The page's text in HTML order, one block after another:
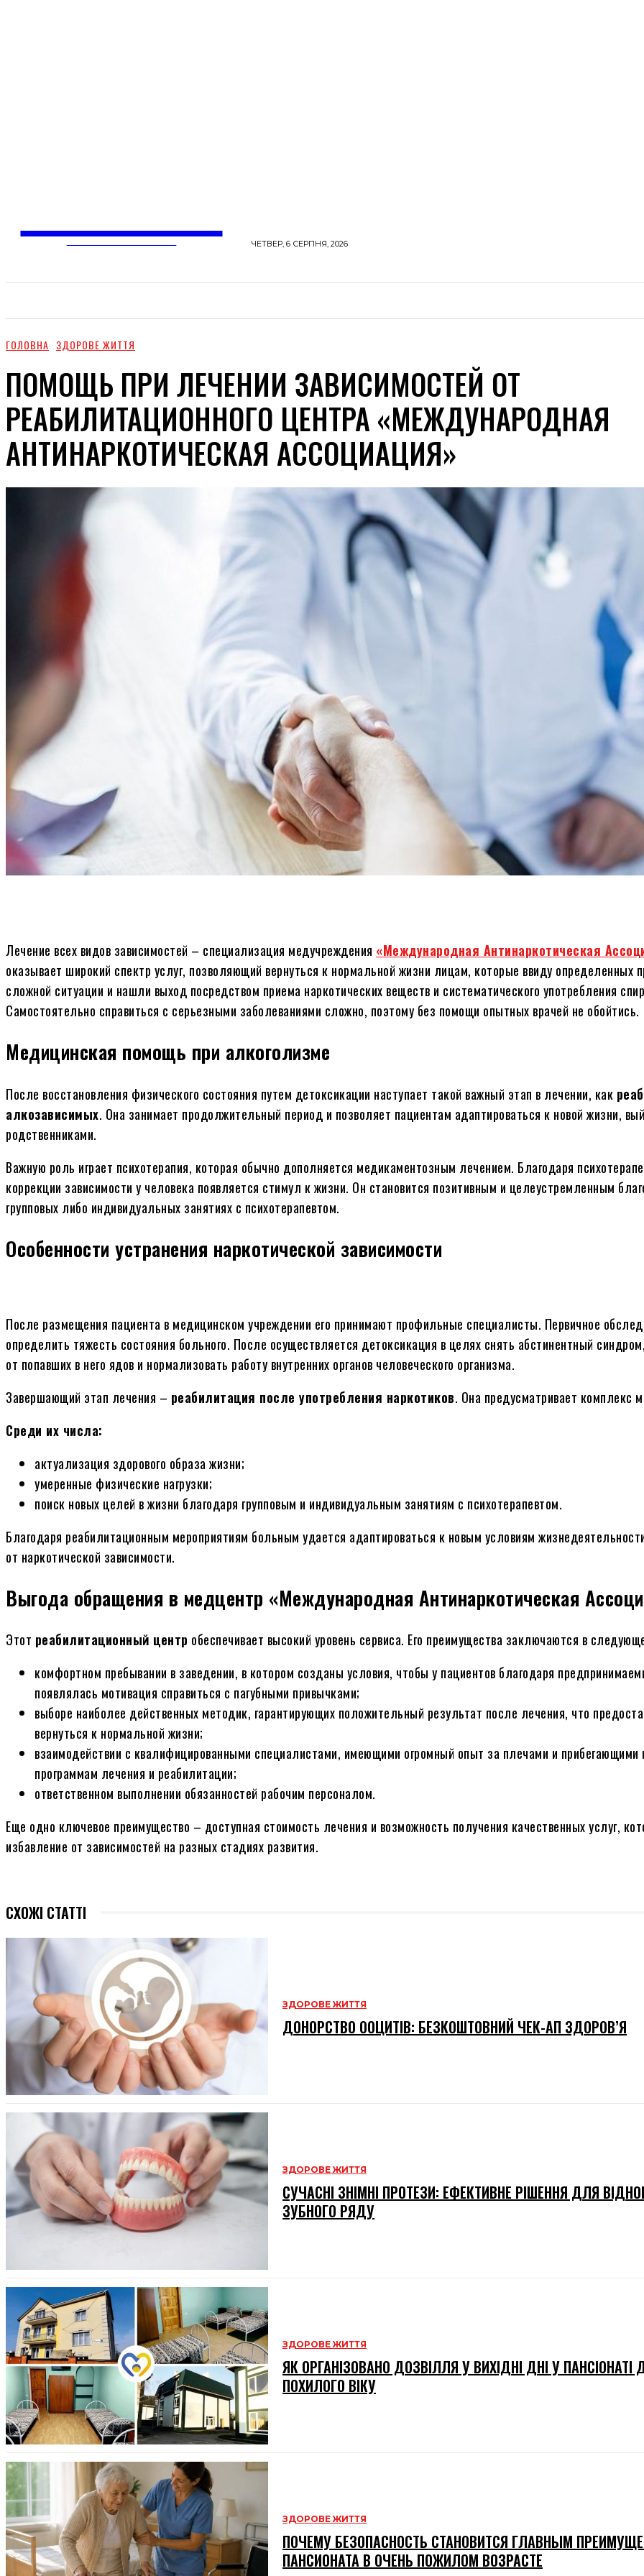
ЧЕТВЕР, 6 СЕРПНЯ, 2026
ГОЛОВНА ЗДОРОВЕ ЖИТТЯ
ПОМОЩЬ ПРИ ЛЕЧЕНИИ ЗАВИСИМОСТЕЙ ОТ
РЕАБИЛИТАЦИОННОГО ЦЕНТРА «МЕЖДУНАРОДНАЯ
АНТИНАРКОТИЧЕСКАЯ АССОЦИАЦИЯ»
Лечение всех видов зависимостей – специализация медучреждения «Международная Антинаркотическая
оказывает широкий спектр услуг, позволяющий вернуться к нормальной жизни лицам, которые ввиду определенных
сложной ситуации и нашли выход посредством приема наркотических веществ и систематического употребления
Самостоятельно справиться с серьезными заболеваниями сложно, поэтому без помощи опытных врачей не обойтись.
Медицинская помощь при алкоголизме
После восстановления физического состояния путем детоксикации наступает такой важный этап в лечении, как
алкозависимых. Она занимает продолжительный период и позволяет пациентам адаптироваться к новой жизни,
родственниками.
Важную роль играет психотерапия, которая обычно дополняется медикаментозным лечением. Благодаря
коррекции зависимости у человека появляется стимул к жизни. Он становится позитивным и целеустремленным
групповых либо индивидуальных занятиях с психотерапевтом.
Особенности устранения наркотической зависимости
После размещения пациента в медицинском учреждении его принимают профильные специалисты. Первичное
определить тяжесть состояния больного. После осуществляется детоксикация в целях снять абстинентный
от попавших в него ядов и нормализовать работу внутренних органов человеческого организма.
Завершающий этап лечения – реабилитация после употребления наркотиков. Она предусматривает комплекс
Среди их числа:
актуализация здорового образа жизни;
умеренные физические нагрузки;
поиск новых целей в жизни благодаря групповым и индивидуальным занятиям с психотерапевтом.
Благодаря реабилитационным мероприятиям больным удается адаптироваться к новым условиям
от наркотической зависимости.
Выгода обращения в медцентр «Международная Антинаркотическая
Этот реабилитационный центр обеспечивает высокий уровень сервиса. Его преимущества заключаются в
комфортном пребывании в заведении, в котором созданы условия, чтобы у пациентов благодаря
появлялась мотивация справиться с пагубными привычками;
выборе наиболее действенных методик, гарантирующих положительный результат после лечения, что
вернуться к нормальной жизни;
взаимодействии с квалифицированными специалистами, имеющими огромный опыт за плечами и
программам лечения и реабилитации;
ответственном выполнении обязанностей рабочим персоналом.
Еще одно ключевое преимущество – доступная стоимость лечения и возможность получения качественных услуг,
избавление от зависимостей на разных стадиях развития.
СХОЖІ СТАТТІ
ЗДОРОВЕ ЖИТТЯ
ДОНОРСТВО ООЦИТІВ: БЕЗКОШТОВНИЙ ЧЕК-АП ЗДОРОВ’Я
ЗДОРОВЕ ЖИТТЯ
СУЧАСНІ ЗНІМНІ ПРОТЕЗИ: ЕФЕКТИВНЕ РІШЕННЯ ДЛЯ
ЗУБНОГО РЯДУ
ЗДОРОВЕ ЖИТТЯ
ЯК ОРГАНІЗОВАНО ДОЗВІЛЛЯ У ВИХІДНІ ДНІ У
ПОХИЛОГО ВІКУ
ЗДОРОВЕ ЖИТТЯ
ПОЧЕМУ БЕЗОПАСНОСТЬ СТАНОВИТСЯ ГЛАВНЫМ
ПАНСИОНАТА В ОЧЕНЬ ПОЖИЛОМ ВОЗРАСТЕ